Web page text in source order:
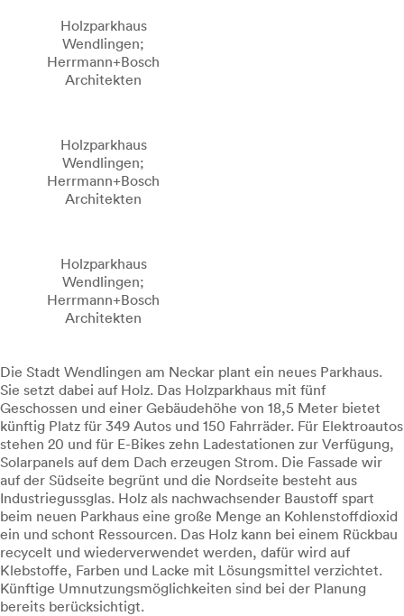
Holzparkhaus
Wendlingen;
Herrmann+Bosch
Architekten
Holzparkhaus
Wendlingen;
Herrmann+Bosch
Architekten
Holzparkhaus
Wendlingen;
Herrmann+Bosch
Architekten
Die Stadt Wendlingen am Neckar plant ein neues Parkhaus.
Sie setzt dabei auf Holz. Das Holzparkhaus mit fünf
Geschossen und einer Gebäudehöhe von 18,5 Meter bietet
künftig Platz für 349 Autos und 150 Fahrräder. Für Elektroautos
stehen 20 und für E-Bikes zehn Ladestationen zur Verfügung,
Solarpanels auf dem Dach erzeugen Strom. Die Fassade wir
auf der Südseite begrünt und die Nordseite besteht aus
Industriegussglas. Holz als nachwachsender Baustoff spart
beim neuen Parkhaus eine große Menge an Kohlenstoffdioxid
ein und schont Ressourcen. Das Holz kann bei einem Rückbau
recycelt und wiederverwendet werden, dafür wird auf
Klebstoffe, Farben und Lacke mit Lösungsmittel verzichtet.
Künftige Umnutzungsmöglichkeiten sind bei der Planung
bereits berücksichtigt.